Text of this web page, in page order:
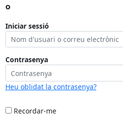
o
Iniciar sessió
Contrasenya
Heu oblidat la contrasenya?
Recordar-me